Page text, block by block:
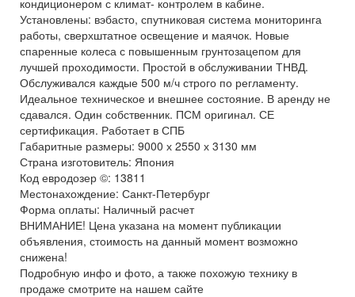
кондиционером с климат- контролем в кабине.
Установлены: вэбасто, спутниковая система мониторинга
работы, сверхштатное освещение и маячок. Новые
спаренные колеса с повышенным грунтозацепом для
лучшей проходимости. Простой в обслуживании ТНВД.
Обслуживался каждые 500 м/ч строго по регламенту.
Идеальное техническое и внешнее состояние. В аренду не
сдавался. Один собственник. ПСМ оригинал. СЕ
сертификация. Работает в СПБ
Габаритные размеры: 9000 х 2550 х 3130 мм
Страна изготовитель: Япония
Код евродозер ©: 13811
Местонахождение: Санкт-Петербург
Форма оплаты: Наличный расчет
ВНИМАНИЕ! Цена указана на момент публикации
объявления, стоимость на данный момент возможно
снижена!
Подробную инфо и фото, а также похожую технику в
продаже смотрите на нашем сайте